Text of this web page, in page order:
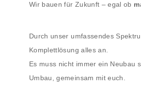
Wir bauen für Zukunft – egal ob
Durch unser umfassendes
Komplettlösung alles an.
Es muss nicht immer ein Neubau
Umbau, gemeinsam mit euch.